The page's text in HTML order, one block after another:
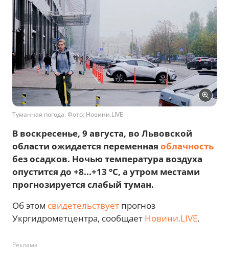
Туманная погода. Фото: Новини.LIVE
В воскресенье, 9 августа, во Львовской
области ожидается переменная облачность
без осадков. Ночью температура воздуха
опустится до +8...+13 °C, а утром местами
прогнозируется слабый туман.
Об этом свидетельствует прогноз
Укргидрометцентра, сообщает Новини.LIVE.
Реклама